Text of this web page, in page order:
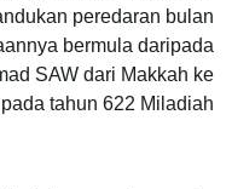
peredaran bulan
bermula daripada
SAW dari Makkah ke
tahun 622 Miladiah.